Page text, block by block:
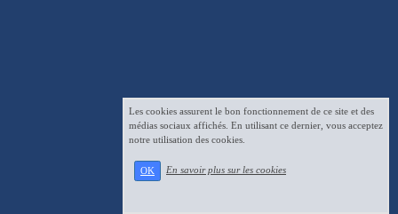
Les cookies assurent le bon fonctionnement de ce site et des
médias sociaux affichés. En utilisant ce dernier, vous acceptez
notre utilisation des cookies.
OK En savoir plus sur les cookies